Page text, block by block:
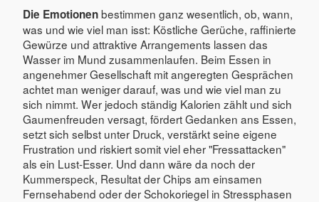
Die Emotionenbestimmen ganz wesentlich, ob, wann,
was und wie viel man isst: Köstliche Gerüche, raffinierte
Gewürze und attraktive Arrangements lassen das
Wasser im Mund zusammenlaufen. Beim Essen in
angenehmer Gesellschaft mit angeregten Gesprächen
achtet man weniger darauf, was und wie viel man zu
sich nimmt. Wer jedoch ständig Kalorien zählt und sich
Gaumenfreuden versagt, fördert Gedanken ans Essen,
setzt sich selbst unter Druck, verstärkt seine eigene
Frustration und riskiert somit viel eher "Fressattacken"
als ein Lust-Esser. Und dann wäre da noch der
Kummerspeck, Resultat der Chips am einsamen
Fernsehabend oder der Schokoriegel in Stressphasen